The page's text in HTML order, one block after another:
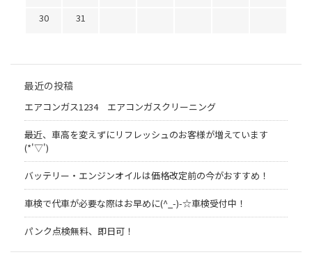
30
31
最近の投稿
エアコンガス1234 エアコンガスクリーニング
最近、車高を変えずにリフレッシュのお客様が増えています
(*'▽')
バッテリー・エンジンオイルは価格改定前の今がおすすめ！
車検で代車が必要な際はお早めに(^_-)-☆車検受付中！
パンク点検無料、即日可！